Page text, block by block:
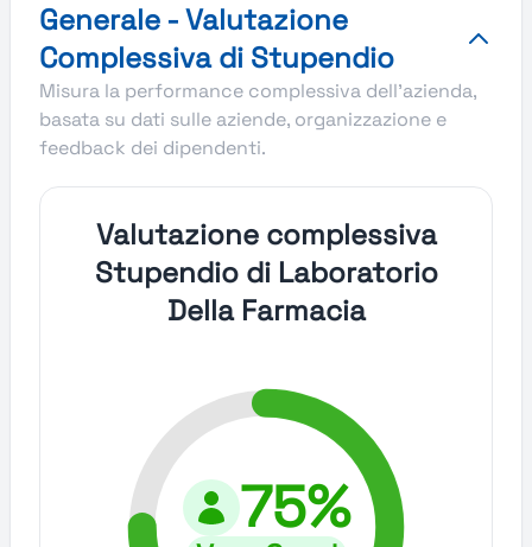
Generale - Valutazione
Complessiva di Stupendio
Misura la performance complessiva dell'azienda,
basata su dati sulle aziende, organizzazione e
feedback dei dipendenti.
Valutazione complessiva
Stupendio di Laboratorio
Della Farmacia
75%